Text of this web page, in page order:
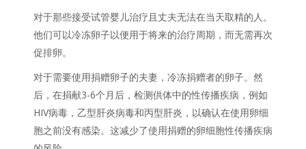
对于那些接受试管婴儿治疗且丈夫无法在当天取精的人。
他们可以冷冻卵子以便用于将来的治疗周期，而无需再次
促排卵。
对于需要使用捐赠卵子的夫妻，冷冻捐赠者的卵子。然
后，在捐献3-6个月后，检测供体中的性传播疾病，例如
HIV病毒，乙型肝炎病毒和丙型肝炎，以确认在使用卵细
胞之前没有感染。这减少了使用捐赠的卵细胞性传播疾病